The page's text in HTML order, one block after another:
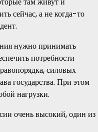
сейчас, а не когда-то
нужно принимать
потребности
силовых
государства. При этом
нагрузки.
очень высокий, один из